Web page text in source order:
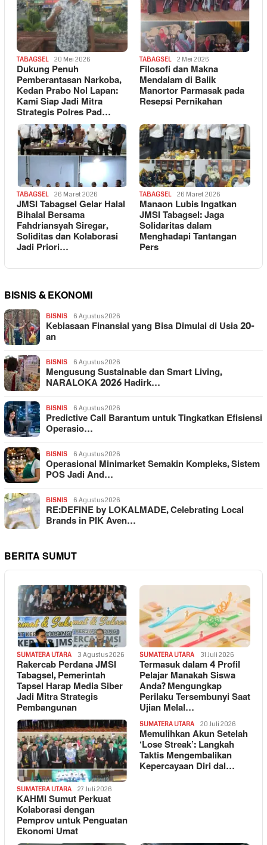
TABAGSEL 20 Mei 2026
Dukung Penuh
Pemberantasan Narkoba,
Kedan Prabo Nol Lapan:
Kami Siap Jadi Mitra
Strategis Polres Pad…
TABAGSEL 2 Mei 2026
Filosofi dan Makna
Mendalam di Balik
Manortor Parmasak pada
Resepsi Pernikahan
TABAGSEL 26 Maret 2026
JMSI Tabagsel Gelar Halal
Bihalal Bersama
Fahdriansyah Siregar,
Soliditas dan Kolaborasi
Jadi Priori…
TABAGSEL 26 Maret 2026
Manaon Lubis Ingatkan
JMSI Tabagsel: Jaga
Solidaritas dalam
Menghadapi Tantangan
Pers
BISNIS & EKONOMI
BISNIS 6 Agustus 2026
Kebiasaan Finansial yang Bisa Dimulai di Usia 20-
an
BISNIS 6 Agustus 2026
Mengusung Sustainable dan Smart Living,
NARALOKA 2026 Hadirk…
BISNIS 6 Agustus 2026
Predictive Call Barantum untuk Tingkatkan Efisiensi
Operasio…
BISNIS 6 Agustus 2026
Operasional Minimarket Semakin Kompleks, Sistem
POS Jadi And…
BISNIS 6 Agustus 2026
RE:DEFINE by LOKALMADE, Celebrating Local
Brands in PIK Aven…
BERITA SUMUT
SUMATERA UTARA 3 Agustus 2026
Rakercab Perdana JMSI
Tabagsel, Pemerintah
Tapsel Harap Media Siber
Jadi Mitra Strategis
Pembangunan
SUMATERA UTARA 31 Juli 2026
Termasuk dalam 4 Profil
Pelajar Manakah Siswa
Anda? Mengungkap
Perilaku Tersembunyi Saat
Ujian Melal…
SUMATERA UTARA 27 Juli 2026
KAHMI Sumut Perkuat
Kolaborasi dengan
Pemprov untuk Penguatan
Ekonomi Umat
SUMATERA UTARA 20 Juli 2026
Memulihkan Akun Setelah
‘Lose Streak’: Langkah
Taktis Mengembalikan
Kepercayaan Diri dal…